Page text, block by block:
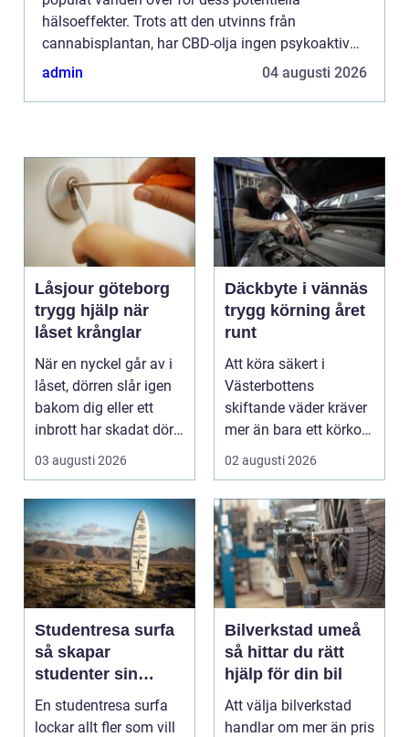
hälsoeffekter. Trots att den utvinns från
cannabisplantan, har CBD-olja ingen psykoaktiv
effekt – det är inte denna ko...
admin 04 augusti 2026
Låsjour göteborg
trygg hjälp när
låset krånglar
När en nyckel går av i
låset, dörren slår igen
bakom dig eller ett
inbrott har skadat dörr
och karm,...
03 augusti 2026
Däckbyte i vännäs
trygg körning året
runt
Att köra säkert i
Västerbottens
skiftande väder kräver
mer än bara ett körkort
och en pålitlig bil. ...
02 augusti 2026
Studentresa surfa
så skapar
studenter sin
ultimata paus från
plugget
En studentresa surfa
lockar allt fler som vill
Bilverkstad umeå
så hittar du rätt
hjälp för din bil
Att välja bilverkstad
handlar om mer än pris